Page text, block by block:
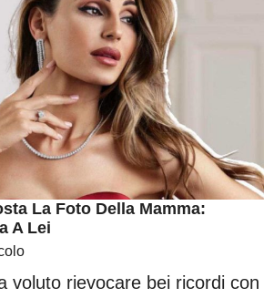
La Foto Della Mamma:
A Lei
voluto rievocare bei ricordi con